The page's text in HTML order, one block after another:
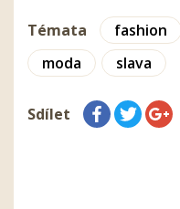
Témata fashion
moda
slava
Sdílet